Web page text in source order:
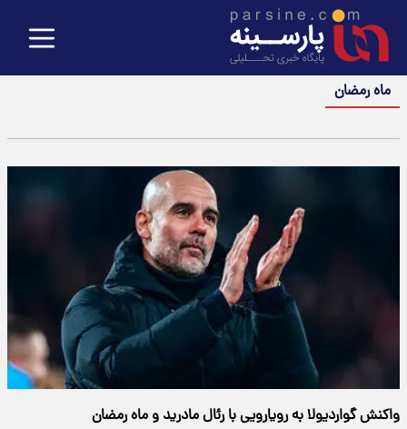
ماه رمضان
واکنش گواردیولا به رویارویی با رئال مادرید و ماه رمضان‌